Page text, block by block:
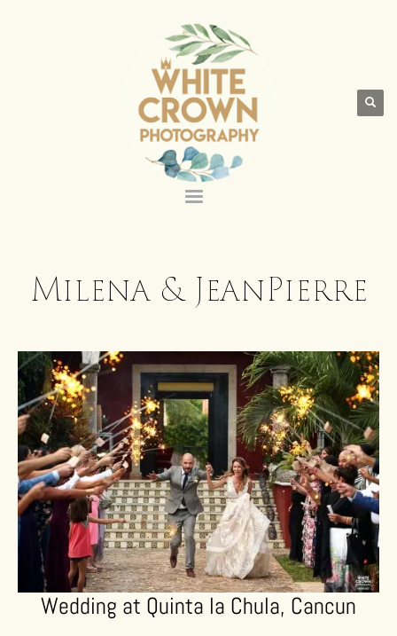
Milena & JeanPierre
Wedding at Quinta la Chula, Cancun